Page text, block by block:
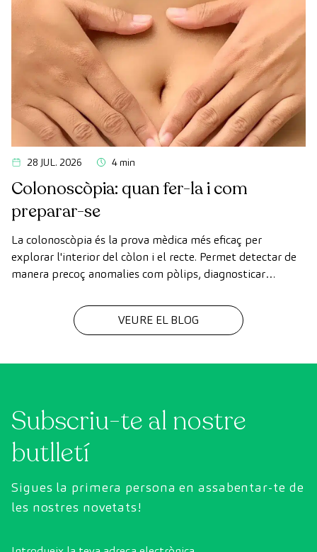
símptomes.
28 JUL. 2026 4 min
Colonoscòpia: quan fer-la i com
preparar-se
La colonoscòpia és la prova mèdica més eficaç per
explorar l'interior del còlon i el recte. Permet detectar de
manera precoç anomalies com pòlips, diagnosticar
VEURE EL BLOG
Subscriu-te al nostre
butlletí
Sigues la primera persona en assabentar-te de
les nostres novetats!